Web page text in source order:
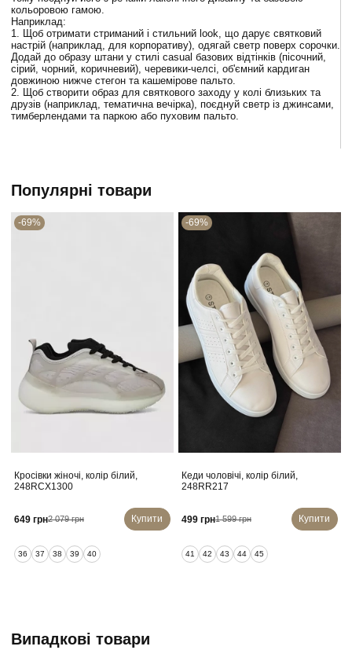
кольоровою гамою.
Наприклад:
1. Щоб отримати стриманий і стильний look, що дарує святковий
настрій (наприклад, для корпоративу), одягай светр поверх сорочки.
Додай до образу штани у стилі casual базових відтінків (пісочний,
сірий, чорний, коричневий), черевики-челсі, об'ємний кардиган
довжиною нижче стегон та кашемірове пальто.
2. Щоб створити образ для святкового заходу у колі близьких та
друзів (наприклад, тематична вечірка), поєднуй светр із джинсами,
тимберлендами та паркою або пуховим пальто.
Популярні товари
-69%
Кросівки жіночі, колір білий,
248RCX1300
649 грн2 079 грн Купити
36 37 38 39 40
-69%
Кеди чоловічі, колір білий,
248RR217
499 грн1 599 грн Купити
41 42 43 44 45
Випадкові товари